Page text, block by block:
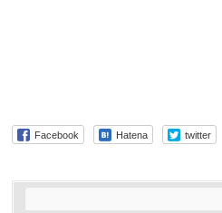
Facebook Hatena twitter